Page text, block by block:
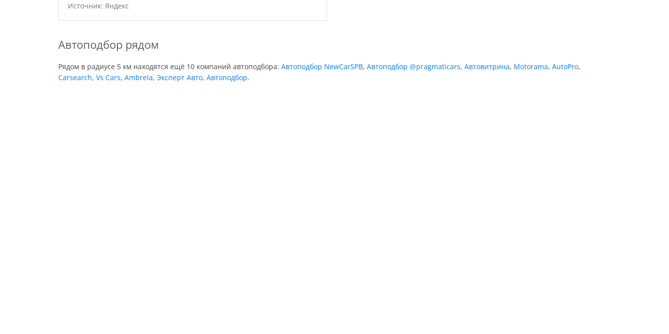
Источник: Яндекс
Автоподбор рядом
Рядом в радиусе 5 км находятся ещё 10 компаний автоподбора: Автоподбор NewCarSPB, Автоподбор @pragmaticars, Автовитрина, Motorama, AutoPro,
Carsearch, Vs Cars, Ambrela, Эксперт Авто, Автоподбор.